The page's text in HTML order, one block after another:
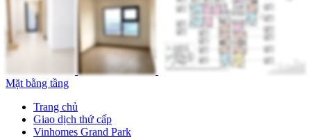
Mặt bằng tầng
Trang chủ
Giao dịch thứ cấp
Vinhomes Grand Park